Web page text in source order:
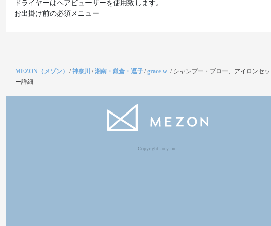
ドライヤーはヘアビューザーを使用致します。
お出掛け前の必須メニュー
MEZON（メゾン） /神奈川 /湘南・鎌倉・逗子/grace-w-/ シャンプー・ブロー、アイロンセ
ー詳細
Copyright Jocy inc.